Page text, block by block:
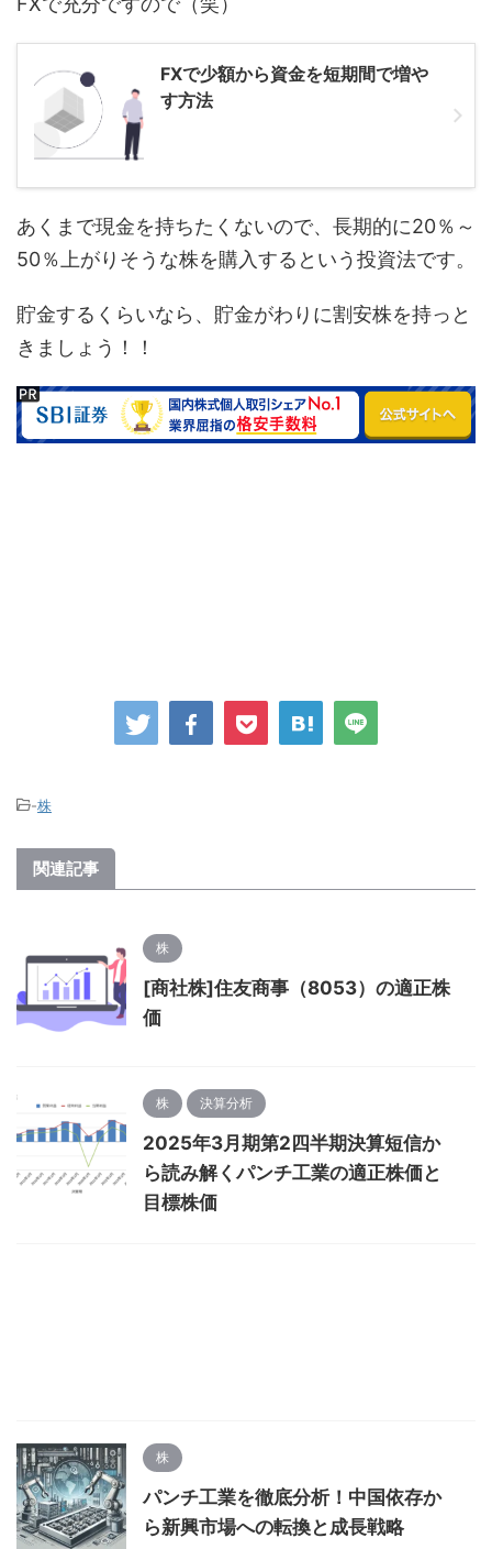
FXで少額から資金を短期間で増や
す方法
あくまで現金を持ちたくないので、長期的に20％～
50％上がりそうな株を購入するという投資法です。
貯金するくらいなら、貯金がわりに割安株を持っと
きましょう！！
-株
関連記事
株
[商社株]住友商事（8053）の適正株
価
株 決算分析
2025年3月期第2四半期決算短信か
ら読み解くパンチ工業の適正株価と
目標株価
株
パンチ工業を徹底分析！中国依存か
ら新興市場への転換と成長戦略